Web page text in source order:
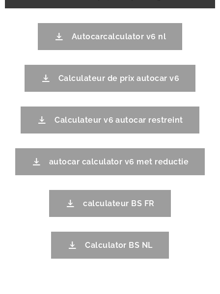
Autocarcalculator v6 nl
Calculateur de prix autocar v6
Calculateur v6 autocar restreint
autocar calculator v6 met reductie
calculateur BS FR
Calculator BS NL